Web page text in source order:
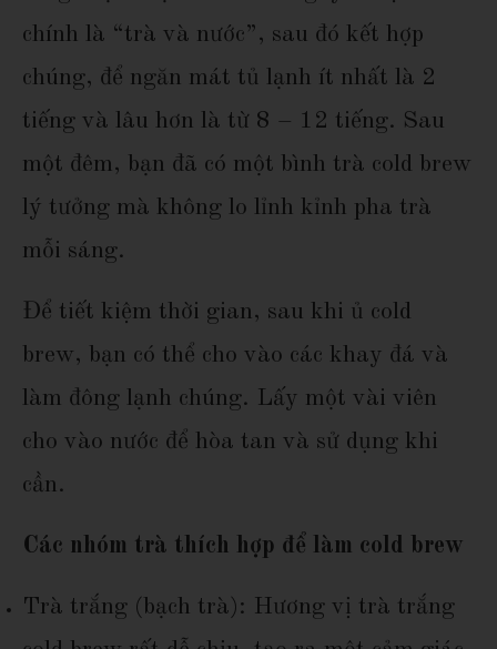
chính là “trà và nước”, sau đó kết hợp
chúng, để ngăn mát tủ lạnh ít nhất là 2
tiếng và lâu hơn là từ 8 – 12 tiếng. Sau
một đêm, bạn đã có một bình trà cold brew
lý tưởng mà không lo lỉnh kỉnh pha trà
mỗi sáng.
Để tiết kiệm thời gian, sau khi ủ cold
brew, bạn có thể cho vào các khay đá và
làm đông lạnh chúng. Lấy một vài viên
cho vào nước để hòa tan và sử dụng khi
cần.
Các nhóm trà thích hợp để làm cold brew
Trà trắng (bạch trà): Hương vị trà trắng